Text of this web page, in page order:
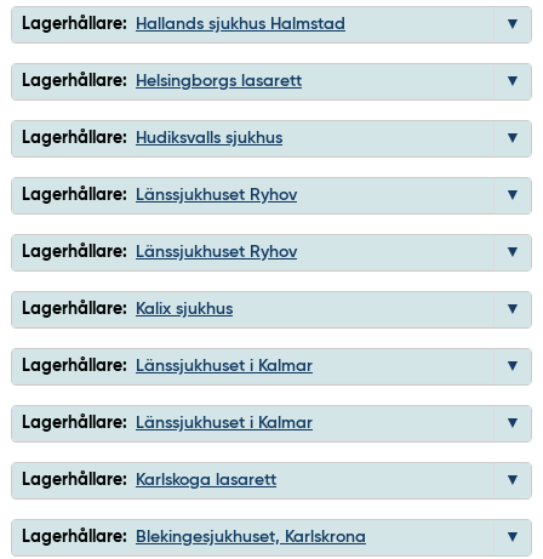
Lagerhållare: Hallands sjukhus Halmstad
Lagerhållare: Helsingborgs lasarett
Lagerhållare: Hudiksvalls sjukhus
Lagerhållare: Länssjukhuset Ryhov
Lagerhållare: Länssjukhuset Ryhov
Lagerhållare: Kalix sjukhus
Lagerhållare: Länssjukhuset i Kalmar
Lagerhållare: Länssjukhuset i Kalmar
Lagerhållare: Karlskoga lasarett
Lagerhållare: Blekingesjukhuset, Karlskrona